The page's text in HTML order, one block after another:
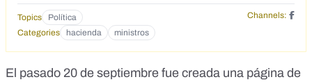
Topics Política
Channels:
Categories
hacienda ministros
El pasado 20 de septiembre fue creada una página de